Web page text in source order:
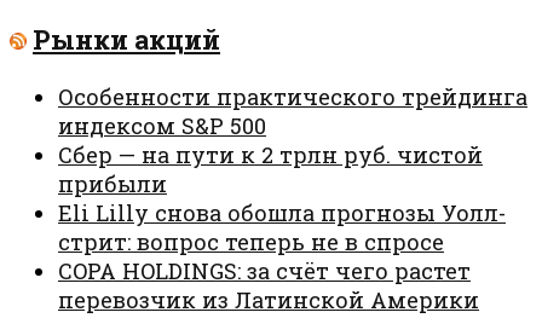
Рынки акций
Особенности практического трейдинга
индексом S&P 500
Сбер — на пути к 2 трлн руб. чистой
прибыли
Eli Lilly снова обошла прогнозы Уолл-
стрит: вопрос теперь не в спросе
COPA HOLDINGS: за счёт чего растет
перевозчик из Латинской Америки